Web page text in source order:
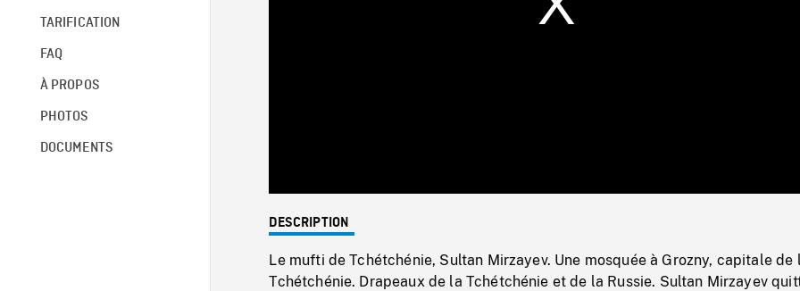
TARIFICATION
FAQ
À PROPOS
PHOTOS
DOCUMENTS
0%
DESCRIPTION
Le mufti de Tchétchénie, Sultan Mirzayev. Une mosquée à Grozny, capitale de
Tchétchénie. Drapeaux de la Tchétchénie et de la Russie. Sultan Mirzayev